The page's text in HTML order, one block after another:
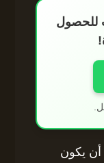
للحصول
أن يكون